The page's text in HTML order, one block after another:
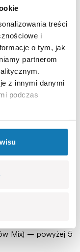
treści
i
o tym, jak
partnerom
z innymi danymi
podczas
dzieci
sprawić już 12 –
wybrać takie,
Nie można
ani zbyt trudnych
a zbyt trudne
do tej formy
jest dokładnie
dedykowane są
mają coraz więcej
Przykłady klocków
Mix) – powyżej 5